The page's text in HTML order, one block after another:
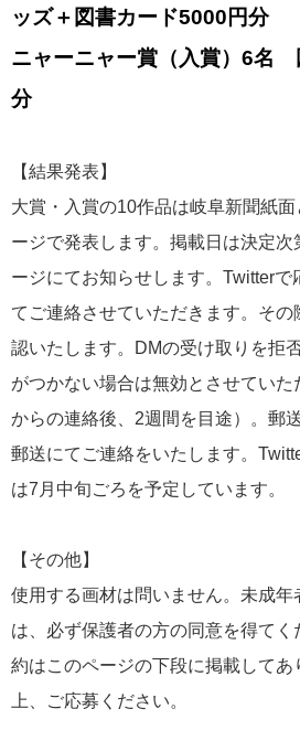
ッズ＋図書カード5000円分
ニャーニャー賞（入賞）6名
分
【結果発表】
大賞・入賞の10作品は岐阜新聞紙
ージで発表します。掲載日は決定
ージにてお知らせします。Twitterで
てご連絡させていただきます。そ
認いたします。DMの受け取りを拒
がつかない場合は無効とさせてい
からの連絡後、2週間を目途）。郵
郵送にてご連絡をいたします。
は7月中旬ごろを予定しています。
【その他】
使用する画材は問いません。未成年
は、必ず保護者の方の同意を得てく
約はこのページの下段に掲載して
上、ご応募ください。